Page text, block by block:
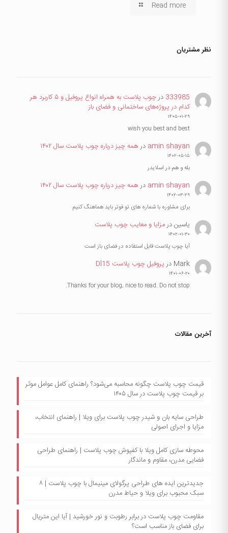
Read more
نظر مشتریان
333985 در
چوب پلاست به همراه انواع پروفیل و ۵ کاربرد هر
کدام در پروژه‌های ساختمانی و فضای باز
۱۴۰۵-۰۱-۲۹
wish you best and best
amin shayan درهمه چیز درباره چوب پلاست سال ۱۴۰۲
۱۴۰۲-۰۵-۱۵
بله و هم در اسلایدر
amin shayan درهمه چیز درباره چوب پلاست سال ۱۴۰۲
۱۴۰۲-۰۳-۲۹
برای مشاوره با شماره های تو فوتر باید هماهنگ کنیم
یاسیندرمزایا و معایب چوب پلاست
۱۴۰۲-۰۱-۳۰
آیا چوب پلاست قابل استفاده در فضای باز است
Mark درپروفیل چوب پلاست Dl15
۱۴۰۱-۰۶-۲۰
Thanks for your blog, nice to read. Do not stop.
آخرین مقالات
قیمت چوب پلاست چگونه محاسبه می‌شود؟ راهنمای کامل عوامل موثر
بر قیمت چوب پلاست در سال ۱۴۰۵
طراحی سایه بان و شیدر چوب پلاست برای ویلا | راهنمای انتخاب،
مزایا و اجرای اصولی
محوطه سازی کامل ویلا با کفپوش چوب پلاست | راهنمای طراحی
فضایی مدرن، مقاوم و ماندگار
جدیدترین ایده های طراحی پرگولای مینیمال با چوب پلاست | ۸
سبک محبوب برای ویلا و حیاط مدرن
مقاومت چوب پلاست در برابر رطوبت و نور خورشید | آیا این متریال
برای فضای باز مناسب است؟